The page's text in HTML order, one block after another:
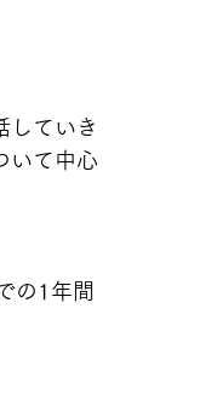
していき
いて中心
の1年間